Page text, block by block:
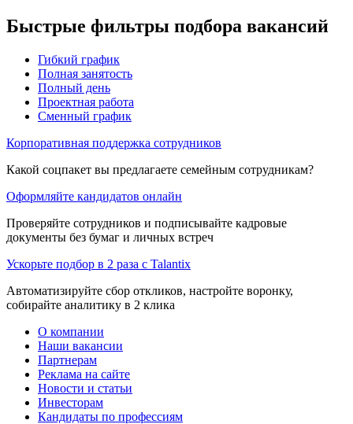
Быстрые фильтры подбора вакансий
Гибкий график
Полная занятость
Полный день
Проектная работа
Сменный график
Корпоративная поддержка сотрудников
Какой соцпакет вы предлагаете семейным сотрудникам?
Оформляйте кандидатов онлайн
Проверяйте сотрудников и подписывайте кадровые
документы без бумаг и личных встреч
Ускорьте подбор в 2 раза с Talantix
Автоматизируйте сбор откликов, настройте воронку,
собирайте аналитику в 2 клика
О компании
Наши вакансии
Партнерам
Реклама на сайте
Новости и статьи
Инвесторам
Кандидаты по профессиям